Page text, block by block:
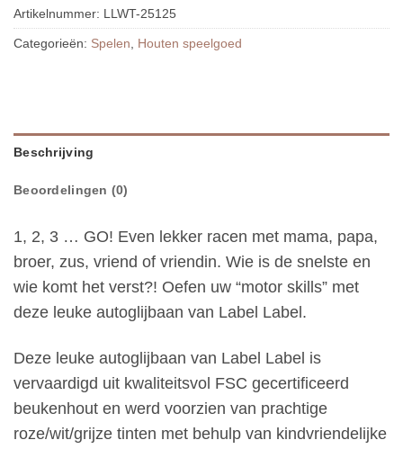
Artikelnummer: LLWT-25125
Categorieën: Spelen Houten speelgoed
Beschrijving
Beoordelingen (0)
1, 2, 3 … GO! Even lekker racen met mama, papa,
broer, zus, vriend of vriendin. Wie is de snelste en
wie komt het verst?! Oefen uw “motor skills” met
deze leuke autoglijbaan van Label Label.
Deze leuke autoglijbaan van Label Label is
vervaardigd uit kwaliteitsvol FSC gecertificeerd
beukenhout en werd voorzien van prachtige
roze/wit/grijze tinten met behulp van kindvriendelijke